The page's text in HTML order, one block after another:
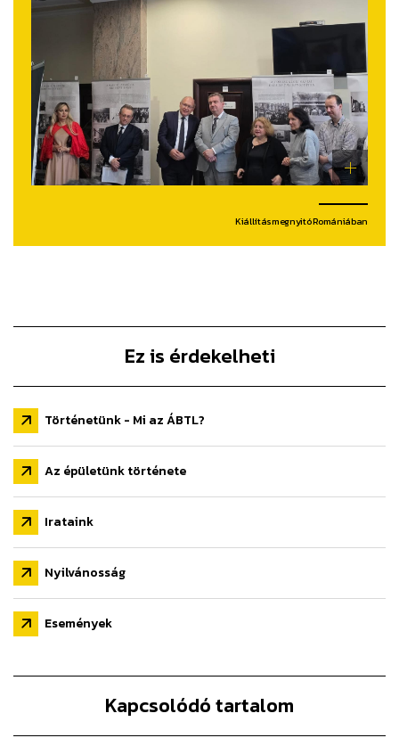
Kiállításmegnyitó Romániában
Ez is érdekelheti
Történetünk - Mi az ÁBTL?
Az épületünk története
Irataink
Nyilvánosság
Események
Kapcsolódó tartalom